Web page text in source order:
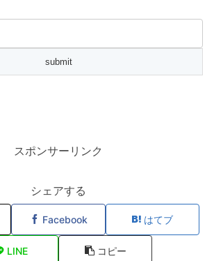
スポンサーリンク
シェアする
Facebook はてブ
LINE コピー